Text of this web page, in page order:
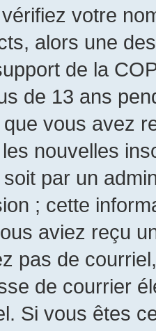
votre
alors une
de la
de 13 ans
vous avez
nouvelles
par un
; cette
aviez reçu
pas de
de courrier
Si vous êtes